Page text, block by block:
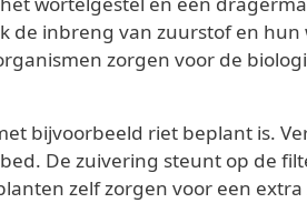
inbreng van zuurstof en
zorgen voor de
bijvoorbeeld riet beplant is.
De zuivering steunt op de
zelf zorgen voor een